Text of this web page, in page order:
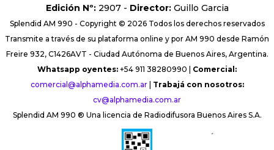
Edición Nº:2907 - Director:Guillo Garcia
Splendid AM 990 - Copyright © 2026 Todos los derechos reservados
Transmite a través de su plataforma online y por AM 990 desde Ramón
Freire 932, C1426AVT - Ciudad Autónoma de Buenos Aires, Argentina.
Whatsapp oyentes: +54 911 38280990 | Comercial:
comercial@alphamedia.com.ar| Trabajá con nosotros:
cv@alphamedia.com.ar
Splendid AM 990 ® Una licencia de Radiodifusora Buenos Aires S.A.
´